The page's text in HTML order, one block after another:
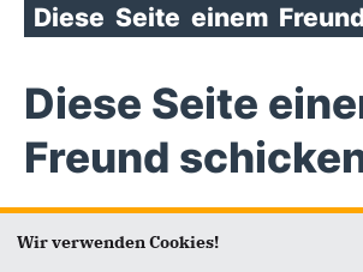
Diese Seite einem
Diese Seite
Freund
Seite versenden
Wir verwenden Cookies!